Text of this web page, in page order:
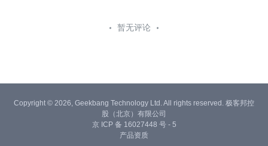
暂无评论
Copyright © 2026, Geekbang Technology Ltd. All rights reserved. 极客邦控
股（北京）有限公司
京 ICP 备 16027448 号 - 5
产品资质